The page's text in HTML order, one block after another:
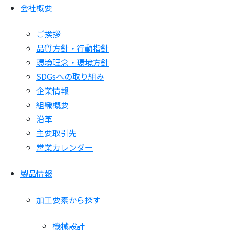
会社概要
ご挨拶
品質方針・行動指針
環境理念・環境方針
SDGsへの取り組み
企業情報
組織概要
沿革
主要取引先
営業カレンダー
製品情報
加工要素から探す
機械設計